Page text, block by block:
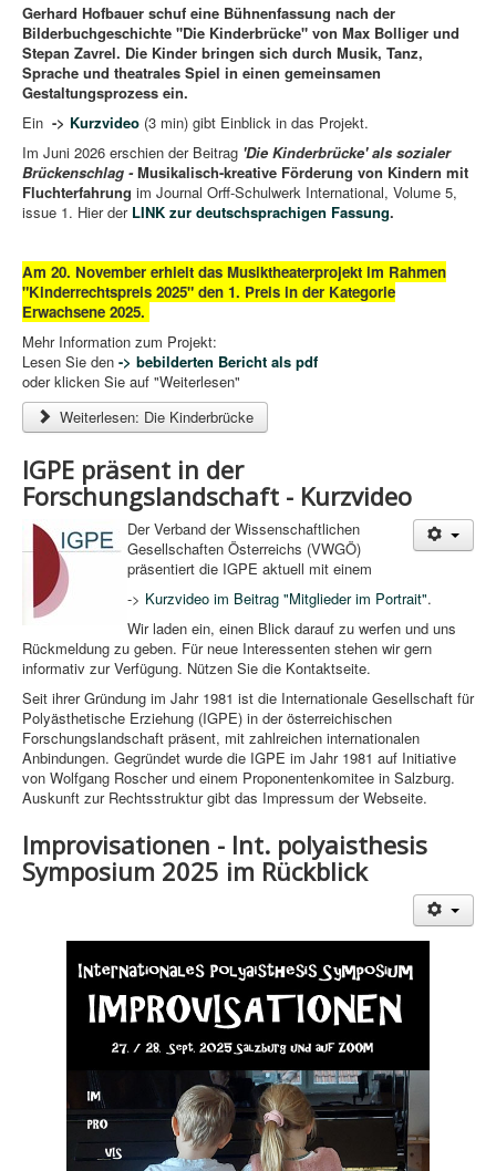
Gerhard Hofbauer schuf eine Bühnenfassung nach der
Bilderbuchgeschichte "Die Kinderbrücke" von Max Bolliger und
Stepan Zavrel. Die Kinder bringen sich durch Musik, Tanz,
Sprache und theatrales Spiel in einen gemeinsamen
Gestaltungsprozess ein.
Ein -> Kurzvideo (3 min) gibt Einblick in das Projekt.
Im Juni 2026 erschien der Beitrag 'Die Kinderbrücke' als sozialer
Brückenschlag -Musikalisch-kreative Förderung von Kindern mit
Fluchterfahrung im Journal Orff-Schulwerk International, Volume 5,
issue 1. Hier der LINK zur deutschsprachigen Fassung.
Am 20. November erhielt das Musiktheaterprojekt im Rahmen
"Kinderrechtspreis 2025" den 1. Preis in der Kategorie
Erwachsene 2025.
Mehr Information zum Projekt:
Lesen Sie den -> bebilderten Bericht als pdf
oder klicken Sie auf "Weiterlesen"
Weiterlesen: Die Kinderbrücke
IGPE präsent in der
Forschungslandschaft - Kurzvideo
Der Verband der Wissenschaftlichen
Gesellschaften Österreichs (VWGÖ)
präsentiert die IGPE aktuell mit einem
-> Kurzvideo im Beitrag "Mitglieder im Portrait".
Wir laden ein, einen Blick darauf zu werfen und uns
Rückmeldung zu geben. Für neue Interessenten stehen wir gern
informativ zur Verfügung. Nützen Sie die Kontaktseite.
Seit ihrer Gründung im Jahr 1981 ist die Internationale Gesellschaft für
Polyästhetische Erziehung (IGPE) in der österreichischen
Forschungslandschaft präsent, mit zahlreichen internationalen
Anbindungen. Gegründet wurde die IGPE im Jahr 1981 auf Initiative
von Wolfgang Roscher und einem Proponentenkomitee in Salzburg.
Auskunft zur Rechtsstruktur gibt das Impressum der Webseite.
Improvisationen - Int. polyaisthesis
Symposium 2025 im Rückblick